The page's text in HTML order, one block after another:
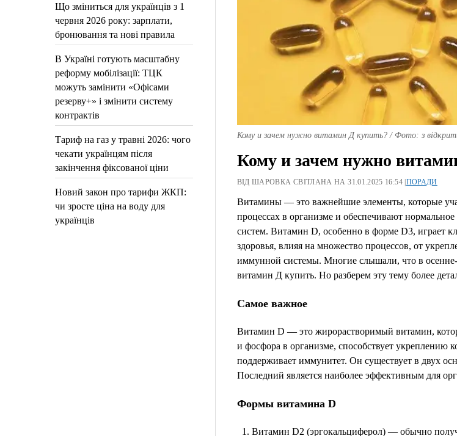
Що зміниться для українців з 1
червня 2026 року: зарплати,
бронювання та нові правила
В Україні готують масштабну
реформу мобілізації: ТЦК
можуть замінити «Офісами
резерву+» і змінити систему
контрактів
Тариф на газ у травні 2026: чого
чекати українцям після
закінчення фіксованої ціни
Новий закон про тарифи ЖКП:
чи зросте ціна на воду для
українців
Кому и зачем нужно витамин Д купить? / Фото: з
Кому и зачем нужно
ВІД ШАРОВКА СВІТЛАНА НА 31.01.2025 16:54 | ПОРАДИ
Витамины — это важнейшие элементы, которые
процессах в организме и обеспечивают
систем. Витамин D, особенно в форме D3, играет
здоровья, влияя на множество процессов, от
иммунной системы. Многие слышали, что в
витамин Д купить. Но разберем эту тему более
Самое важное
Витамин D — это жирорастворимый витамин,
и фосфора в организме, способствует укреплению
поддерживает иммунитет. Он существует в двух
Последний является наиболее эффективным для
Формы витамина D
Витамин D2 (эргокальциферол) — обычно